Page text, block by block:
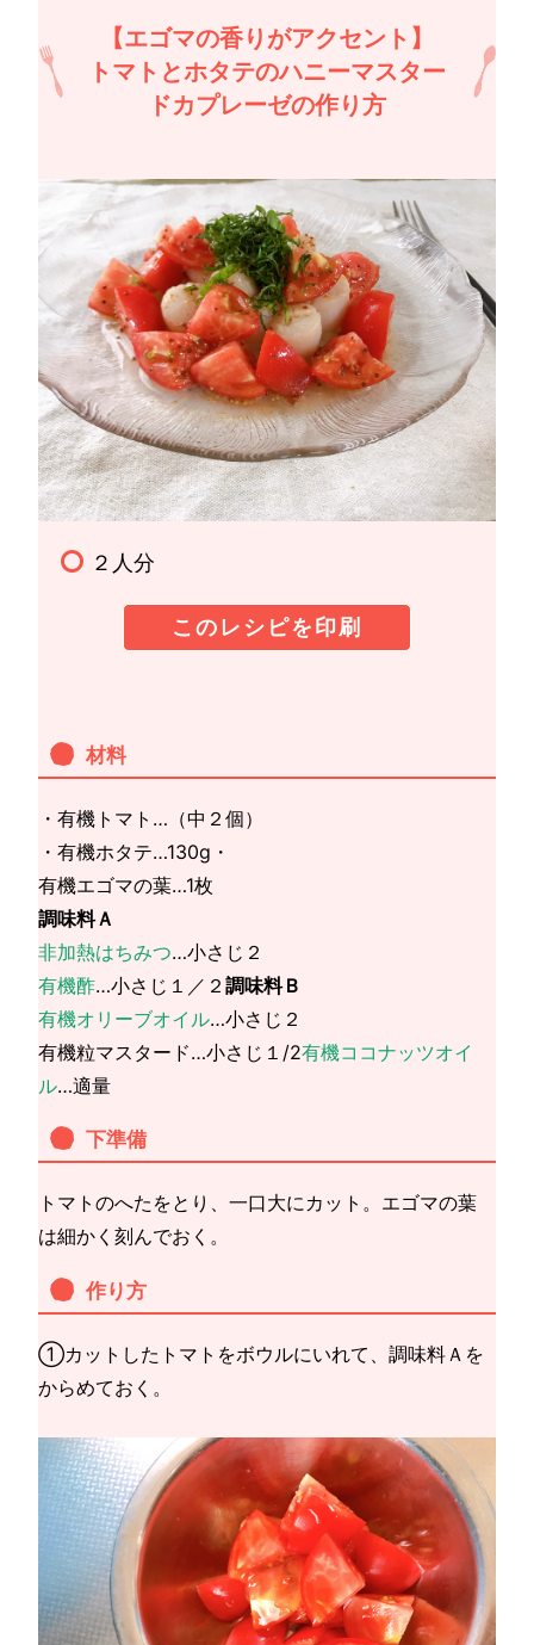
【エゴマの香りがアクセント】
トマトとホタテのハニーマスター
ドカプレーゼの作り方
２人分
このレシピを印刷
材料
・有機トマト…（中２個）
・有機ホタテ…130g・
有機エゴマの葉…1枚
調味料Ａ
非加熱はちみつ…小さじ２
有機酢…小さじ１／２調味料Ｂ
有機オリーブオイル…小さじ２
有機粒マスタード…小さじ１/2有機ココナッツオイ
ル…適量
下準備
トマトのへたをとり、一口大にカット。エゴマの葉
は細かく刻んでおく。
作り方
①カットしたトマトをボウルにいれて、調味料Ａを
からめておく。